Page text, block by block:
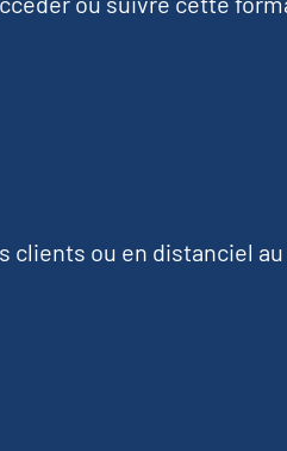
clients ou en distanciel